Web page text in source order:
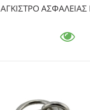
ΑΓΚΙΣΤΡΟ ΑΣΦΑΛΕΙΑΣ